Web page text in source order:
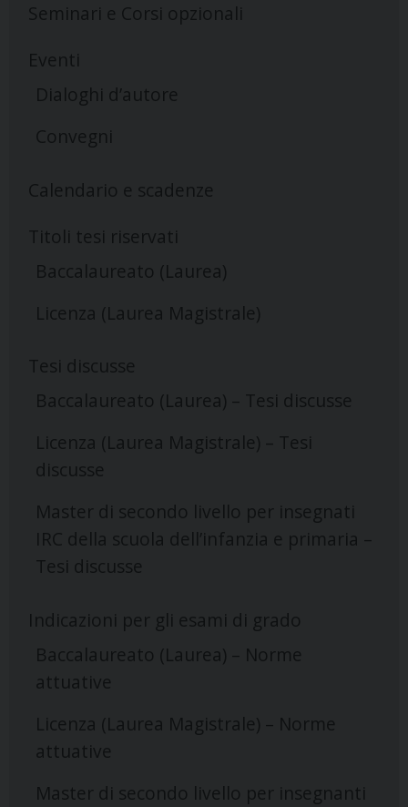
Seminari e Corsi opzionali
Eventi
Dialoghi d’autore
Convegni
Calendario e scadenze
Titoli tesi riservati
Baccalaureato (Laurea)
Licenza (Laurea Magistrale)
Tesi discusse
Baccalaureato (Laurea) – Tesi discusse
Licenza (Laurea Magistrale) – Tesi
discusse
Master di secondo livello per insegnati
IRC della scuola dell’infanzia e primaria –
Tesi discusse
Indicazioni per gli esami di grado
Baccalaureato (Laurea) – Norme
attuative
Licenza (Laurea Magistrale) – Norme
attuative
Master di secondo livello per insegnanti